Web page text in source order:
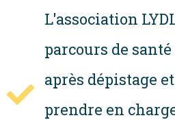
L'association
parcours de
après dépistage
prendre en